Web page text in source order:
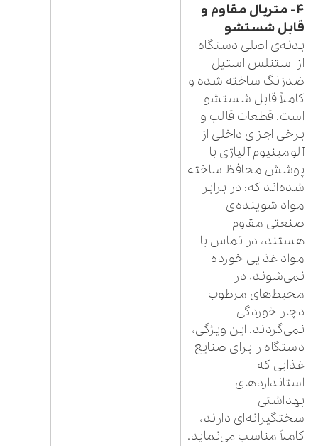
۴- متریال مقاوم و
قابل شستشو
بدنه‌ی اصلی دستگاه
از استنلس استیل
ضدزنگ ساخته شده و
کاملاً قابل شستشو
است. قطعات قالب و
برخی اجزای داخلی از
آلومینیوم آلیاژی با
پوشش محافظ ساخته
شده‌اند که: در برابر
مواد شوینده‌ی
صنعتی مقاوم
هستند، در تماس با
مواد غذایی خورده
نمی‌شوند، در
محیط‌های مرطوب
دچار خوردگی
نمی‌گردند. این ویژگی،
دستگاه را برای صنایع
غذایی که
استانداردهای
بهداشتی
سختگیرانه‌ای دارند،
کاملاً مناسب می‌نماید.